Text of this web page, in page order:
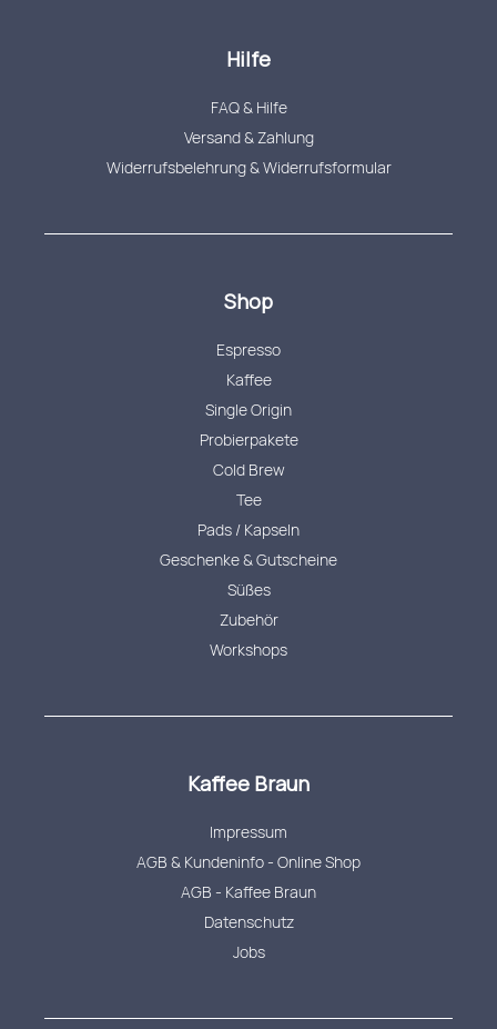
Hilfe
FAQ & Hilfe
Versand & Zahlung
Widerrufsbelehrung & Widerrufsformular
Shop
Espresso
Kaffee
Single Origin
Probierpakete
Cold Brew
Tee
Pads / Kapseln
Geschenke & Gutscheine
Süßes
Zubehör
Workshops
Kaffee Braun
Impressum
AGB & Kundeninfo - Online Shop
AGB - Kaffee Braun
Datenschutz
Jobs